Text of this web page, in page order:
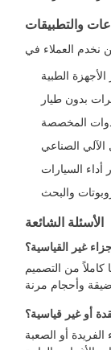
والتطبيقات
الطبية
بدون طيار
المخصصة
الآلي الصناعي
أداء السيارات
والبحث
الأسئلة الشائعة
غير القياسية؟
من التصميم
أو غير قياسية؟
أو الصعبة